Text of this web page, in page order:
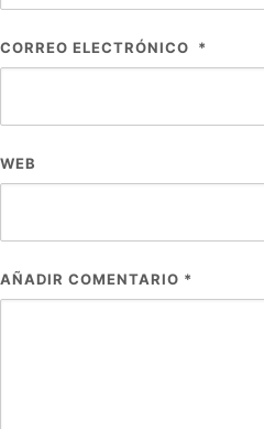
CORREO ELECTRÓNICO *
WEB
AÑADIR COMENTARIO *